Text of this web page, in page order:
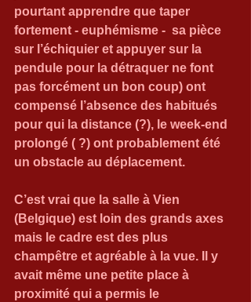
pourtant apprendre que taper
fortement - euphémisme -  sa pièce
sur l’échiquier et appuyer sur la
pendule pour la détraquer ne font
pas forcément un bon coup) ont
compensé l’absence des habitués
pour qui la distance (?), le week-end
prolongé ( ?) ont probablement été
un obstacle au déplacement.
C’est vrai que la salle à Vien
(Belgique) est loin des grands axes
mais le cadre est des plus
champêtre et agréable à la vue. Il y
avait même une petite place à
proximité qui a permis le